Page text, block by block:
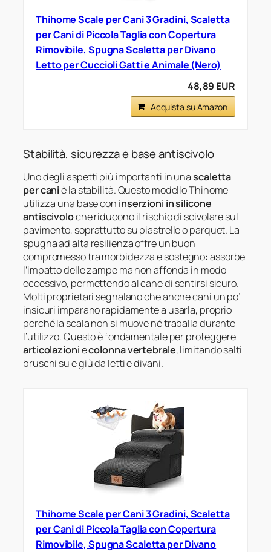
Thihome Scale per Cani 3 Gradini, Scaletta
per Cani di Piccola Taglia con Copertura
Rimovibile, Spugna Scaletta per Divano
Letto per Cuccioli Gatti e Animale (Nero)
48,89 EUR
Acquista su Amazon
Stabilità, sicurezza e base antiscivolo
Uno degli aspetti più importanti in unascaletta
per caniè la stabilità. Questo modello Thihome
utilizza una base con inserzioni in silicone
antiscivoloche riducono il rischio di scivolare sul
pavimento, soprattutto su piastrelle o parquet. La
spugna ad alta resilienza offre un buon
compromesso tra morbidezza e sostegno: assorbe
l’impatto delle zampe ma non affonda in modo
eccessivo, permettendo al cane di sentirsi sicuro.
Molti proprietari segnalano che anche cani un po’
insicuri imparano rapidamente a usarla, proprio
perché la scala non si muove né traballa durante
l’utilizzo. Questo è fondamentale per proteggere
articolazioniecolonna vertebrale, limitando salti
bruschi su e giù da letti e divani.
Thihome Scale per Cani 3 Gradini, Scaletta
per Cani di Piccola Taglia con Copertura
Rimovibile, Spugna Scaletta per Divano